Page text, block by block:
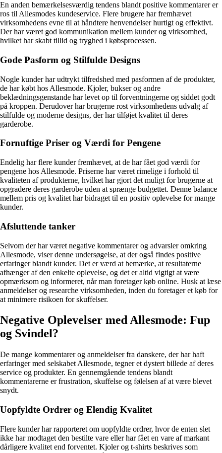
En anden bemærkelsesværdig tendens blandt positive kommentarer er
ros til Allesmodes kundeservice. Flere brugere har fremhævet
virksomhedens evne til at håndtere henvendelser hurtigt og effektivt.
Der har været god kommunikation mellem kunder og virksomhed,
hvilket har skabt tillid og tryghed i købsprocessen.
Gode Pasform og Stilfulde Designs
Nogle kunder har udtrykt tilfredshed med pasformen af de produkter,
de har købt hos Allesmode. Kjoler, bukser og andre
beklædningsgenstande har levet op til forventningerne og siddet godt
på kroppen. Derudover har brugerne rost virksomhedens udvalg af
stilfulde og moderne designs, der har tilføjet kvalitet til deres
garderobe.
Fornuftige Priser og Værdi for Pengene
Endelig har flere kunder fremhævet, at de har fået god værdi for
pengene hos Allesmode. Priserne har været rimelige i forhold til
kvaliteten af produkterne, hvilket har gjort det muligt for brugerne at
opgradere deres garderobe uden at sprænge budgettet. Denne balance
mellem pris og kvalitet har bidraget til en positiv oplevelse for mange
kunder.
Afsluttende tanker
Selvom der har været negative kommentarer og advarsler omkring
Allesmode, viser denne undersøgelse, at der også findes positive
erfaringer blandt kunder. Det er værd at bemærke, at resultaterne
afhænger af den enkelte oplevelse, og det er altid vigtigt at være
opmærksom og informeret, når man foretager køb online. Husk at læse
anmeldelser og researche virksomheden, inden du foretager et køb for
at minimere risikoen for skuffelser.
Negative Oplevelser med Allesmode: Fup
og Svindel?
De mange kommentarer og anmeldelser fra danskere, der har haft
erfaringer med selskabet Allesmode, tegner et dystert billede af deres
service og produkter. En gennemgående tendens blandt
kommentarerne er frustration, skuffelse og følelsen af at være blevet
snydt.
Uopfyldte Ordrer og Elendig Kvalitet
Flere kunder har rapporteret om uopfyldte ordrer, hvor de enten slet
ikke har modtaget den bestilte vare eller har fået en vare af markant
dårligere kvalitet end forventet. Kjoler og t-shirts beskrives som